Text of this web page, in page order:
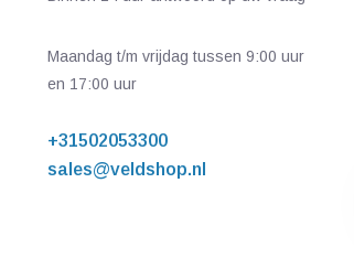
Maandag t/m vrijdag tussen 9:00 uur
en 17:00 uur
+31502053300
sales@veldshop.nl